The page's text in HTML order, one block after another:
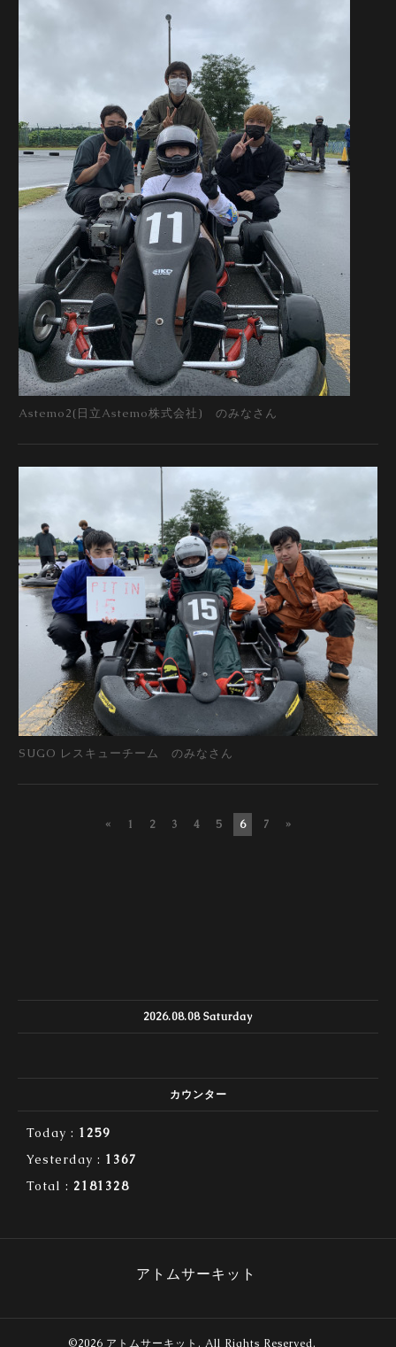
Astemo2(日立Astemo株式会社) のみなさん
SUGO レスキューチーム のみなさん
« 1 2 3 4 5 6 7 »
2026.08.08 Saturday
カウンター
Today : 1259
Yesterday : 1367
Total : 2181328
アトムサーキット
©2026 アトムサーキット . All Rights Reserved.